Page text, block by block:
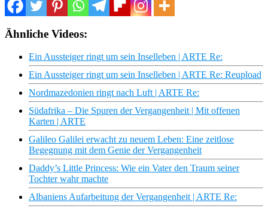
Ähnliche Videos:
Ein Aussteiger ringt um sein Inselleben | ARTE Re:
Ein Aussteiger ringt um sein Inselleben | ARTE Re: Reupload
Nordmazedonien ringt nach Luft | ARTE Re:
Südafrika – Die Spuren der Vergangenheit | Mit offenen
Karten | ARTE
Galileo Galilei erwacht zu neuem Leben: Eine zeitlose
Begegnung mit dem Genie der Vergangenheit
Daddy’s Little Princess: Wie ein Vater den Traum seiner
Tochter wahr machte
Albaniens Aufarbeitung der Vergangenheit | ARTE Re: